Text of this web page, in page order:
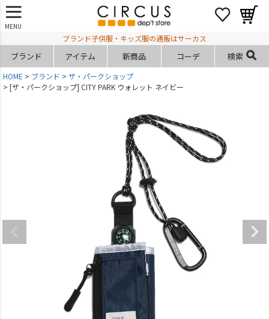
MENU
ブランド子供服・キッズ服の通販はサーカス
ブランド アイテム 新商品 コーデ 検索
HOME ブランド
ザ・パークショップ
[ザ・パークショップ] CITY PARK ウォレット ネイビー